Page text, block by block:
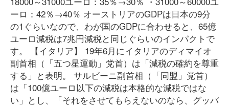
ーロ：42％→40％ オーストリアのGDPは日本の9分
の1ぐらいなので、わが国のGDPに合わせると、65億
ユーロ減税は7兆円減税と同じぐらいのインパクトで
す。 【イタリア】 19年6月にイタリアのディマイオ
副首相（「五つ星運動」党首）は「減税の確約を尊重
する」と表明。 サルビーニ副首相（「同盟」党首）
は「100億ユーロ以下の減税は本格的な減税ではな
い」とし、「それをさせてもらえないのなら、グッバ